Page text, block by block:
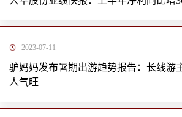
2023-07-11
驴妈妈发布暑期出游趋势报告：长线游
人气旺